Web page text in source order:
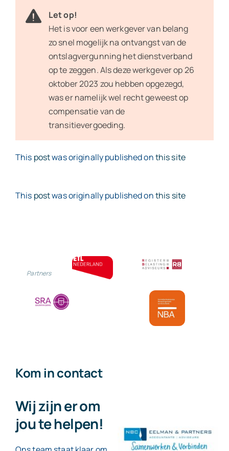
Let op!
Het is voor een werkgever van belang
zo snel mogelijk na ontvangst van de
ontslagvergunning het dienstverband
op te zeggen. Als deze werkgever op 26
oktober 2023 zou hebben opgezegd,
was er namelijk wel recht geweest op
compensatie van de
transitievergoeding.
This postwas originally published onthis site
This postwas originally published onthis site
Partners
Kom in contact
Wij zijn er om
jou te helpen!